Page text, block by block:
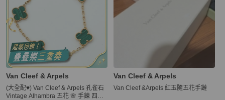
Van Cleef & Arpels
(大全配♥️) Van Cleef & Arpels 孔雀石
Vintage Alhambra 五花 🌸 手鍊 四葉
Van Cleef & Arpels
Van Cleef &Arpels 紅玉隨五花手鏈